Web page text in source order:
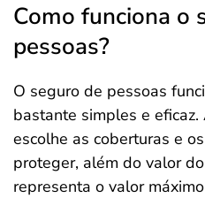
Como funciona o
pessoas?
O seguro de pessoas
bastante simples e
escolhe as coberturas e
proteger, além do valor
representa o valor